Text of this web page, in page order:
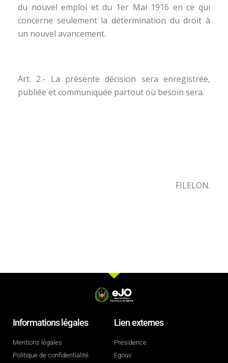
du nouvel emploi et du 1er Mai 1916 en ce qui
concerne seulement la détermination du droit à
un nouvel avancement.
Art. 2.- La présente décision sera enregistrée,
publiée et communiquée partout où besoin sera.
FILELON.
Informations légales
Mentions légales
Politique de confidentialité
Lien externes
Présidence
Egouv